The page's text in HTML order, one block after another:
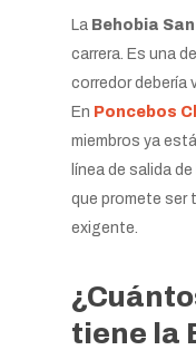
La Behobia
carrera. Es una
corredor debería
En Poncebos
miembros ya
línea de salida de
que promete ser
exigente.
tiene la